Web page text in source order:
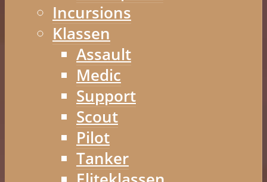
Incursions
Klassen
Assault
Medic
Support
Scout
Pilot
Tanker